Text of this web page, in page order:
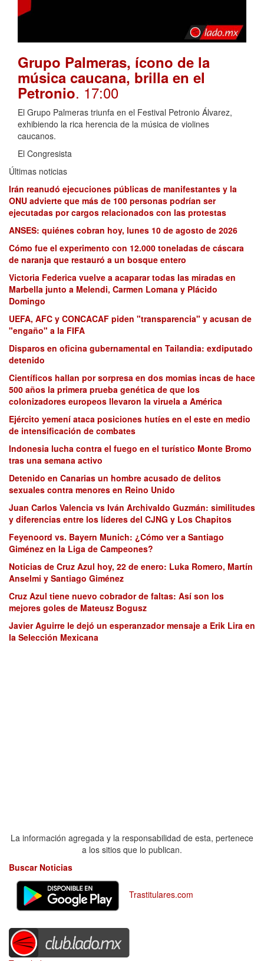
Grupo Palmeras, ícono de la
música caucana, brilla en el
Petronio. 17:00
El Grupo Palmeras triunfa en el Festival Petronio Álvarez,
exhibiendo la rica herencia de la música de violines
caucanos.
El Congresista
Últimas noticias
Irán reanudó ejecuciones públicas de manifestantes y la
ONU advierte que más de 100 personas podrían ser
ejecutadas por cargos relacionados con las protestas
ANSES: quiénes cobran hoy, lunes 10 de agosto de 2026
Cómo fue el experimento con 12.000 toneladas de cáscara
de naranja que restauró a un bosque entero
Victoria Federica vuelve a acaparar todas las miradas en
Marbella junto a Melendi, Carmen Lomana y Plácido
Domingo
UEFA, AFC y CONCACAF piden "transparencia" y acusan de
"engaño" a la FIFA
Disparos en oficina gubernamental en Tailandia: exdiputado
detenido
Científicos hallan por sorpresa en dos momias incas de hace
500 años la primera prueba genética de que los
colonizadores europeos llevaron la viruela a América
Ejército yemení ataca posiciones hutíes en el este en medio
de intensificación de combates
Indonesia lucha contra el fuego en el turístico Monte Bromo
tras una semana activo
Detenido en Canarias un hombre acusado de delitos
sexuales contra menores en Reino Unido
Juan Carlos Valencia vs Iván Archivaldo Guzmán: similitudes
y diferencias entre los líderes del CJNG y Los Chapitos
Feyenoord vs. Bayern Munich: ¿Cómo ver a Santiago
Giménez en la Liga de Campeones?
Noticias de Cruz Azul hoy, 22 de enero: Luka Romero, Martín
Anselmi y Santiago Giménez
Cruz Azul tiene nuevo cobrador de faltas: Así son los
mejores goles de Mateusz Bogusz
Javier Aguirre le dejó un esperanzador mensaje a Erik Lira en
la Selección Mexicana
La información agregada y la responsabilidad de esta, pertenece
a los sitios que lo publican.
Buscar Noticias
Trastitulares.com